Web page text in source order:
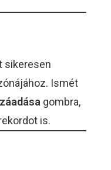
sikeresen
Ismét
gombra,
is.